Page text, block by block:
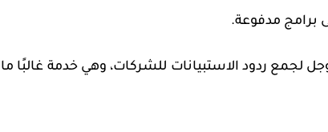
برامج مدفوعة.
لجمع ردود الاستبيانات للشركات، وهي خدمة غالبًا ما